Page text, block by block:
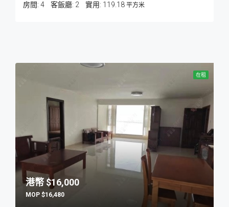
房間: 4 客飯廳: 2 119.18 平方米
在租
$16,000
$16,480